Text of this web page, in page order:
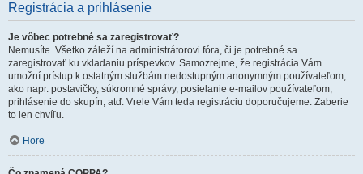
Registrácia a prihlásenie
Je vôbec potrebné sa zaregistrovať?
Nemusíte. Všetko záleží na administrátorovi fóra, či je potrebné sa
zaregistrovať ku vkladaniu príspevkov. Samozrejme, že registrácia Vám
umožní prístup k ostatným službám nedostupným anonymným používateľom,
ako napr. postavičky, súkromné správy, posielanie e-mailov používateľom,
prihlásenie do skupín, atď. Vrele Vám teda registráciu doporučujeme. Zaberie
to len chvíľu.
Hore